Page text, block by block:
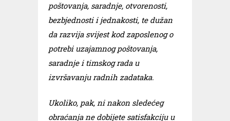
poštovanja, saradnje, otvorenosti,
bezbjednosti i jednakosti, te dužan
da razvija svijest kod zaposlenog o
potrebi uzajamnog poštovanja,
saradnje i timskog rada u
izvršavanju radnih zadataka.
Ukoliko, pak, ni nakon sledećeg
obraćanja ne dobijete satisfakciju u